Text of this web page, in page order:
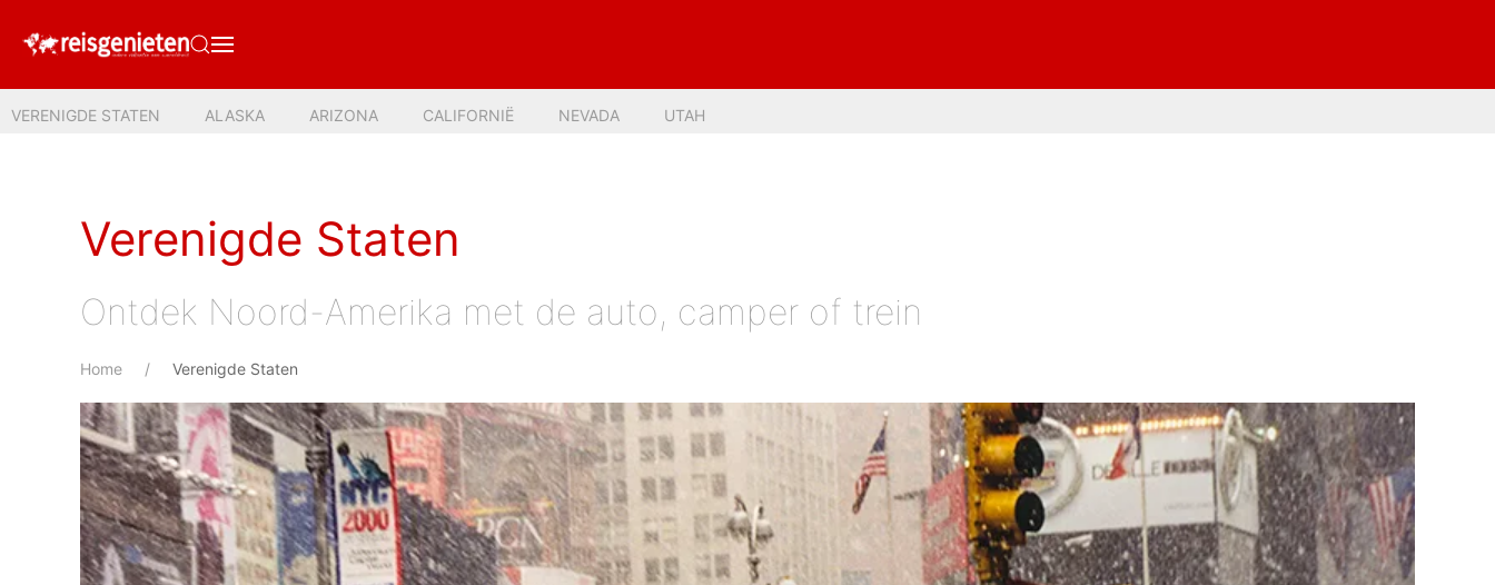
VERENIGDE STATEN ALASKA ARIZONA CALIFORNIË NEVADA UTAH
Verenigde Staten
Ontdek Noord-Amerika met de auto, camper of trein
Home Verenigde Staten